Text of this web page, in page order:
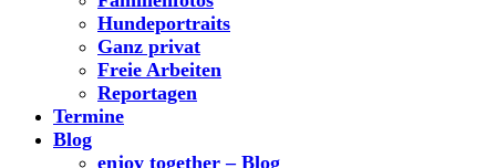
Hundeportraits
Ganz privat
Freie Arbeiten
Reportagen
Termine
Blog
enjoy together – Blog